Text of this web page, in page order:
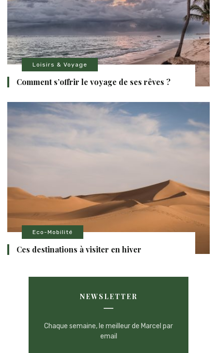
Loisirs & Voyage
Comment s’offrir le voyage de ses rêves ?
Eco-Mobilité
Ces destinations à visiter en hiver
NEWSLETTER
Chaque semaine, le meilleur de Marcel par
email